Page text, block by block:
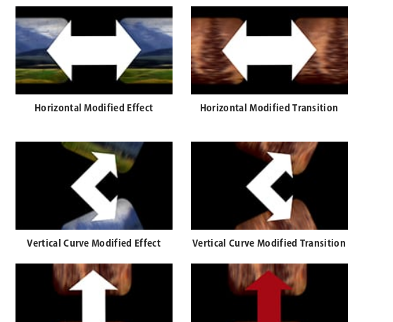
Horizontal Modified Effect Horizontal Modified Transition
Vertical Curve Modified Effect Vertical Curve Modified Transition